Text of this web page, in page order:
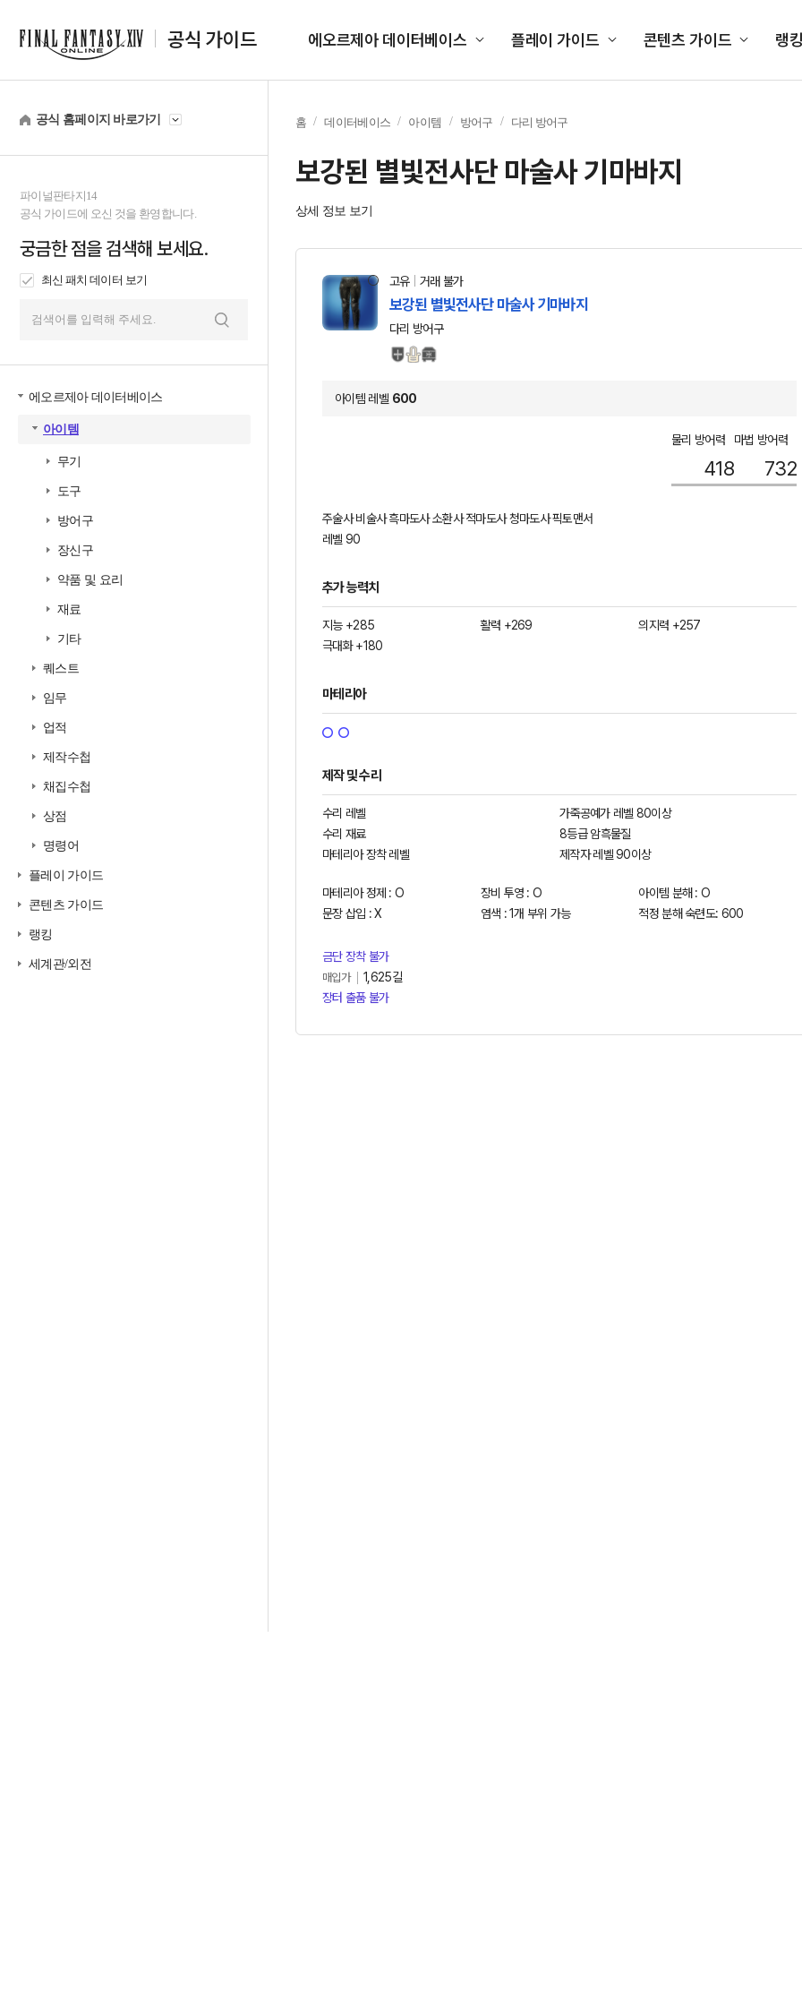
공식 가이드 에오르제아 데이터베이스 플레이 가이드 콘텐츠 가이드 랭킹
공식 홈페이지 바로가기
파이널판타지14
공식 가이드에 오신 것을 환영합니다.
궁금한 점을 검색해 보세요.
최신 패치 데이터 보기
에오르제아 데이터베이스
아이템
무기
도구
방어구
장신구
약품 및 요리
재료
기타
퀘스트
임무
업적
제작수첩
채집수첩
상점
명령어
플레이 가이드
콘텐츠 가이드
랭킹
세계관/외전
홈 데이터베이스 아이템 방어구 다리 방어구
보강된 별빛전사단 마술사 기마바지
상세 정보 보기
고유 거래 불가
보강된 별빛전사단 마술사 기마바지
다리 방어구
아이템 레벨 600
물리 방어력
418
마법 방어력
732
주술사 비술사 흑마도사 소환사 적마도사 청마도사 픽토맨서
레벨 90
추가 능력치
지능 +285 활력 +269
의지력 +257
극대화 +180
마테리아
제작 및 수리
수리 레벨
가죽공예가 레벨 80이상
수리 재료
8등급 암흑물질
마테리아 장착 레벨
제작자 레벨 90이상
마테리아 정제 : O 장비 투영 : O
아이템 분해 : O
문장 삽입 : X
염색 : 1개 부위 가능 적정 분해 숙련도: 600
금단 장착 불가
매입가
1,625길
장터 출품 불가